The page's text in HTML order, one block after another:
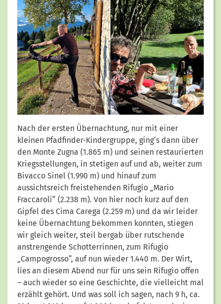
Nach der ersten Übernachtung, nur mit einer
kleinen Pfadfinder-Kindergruppe, ging‘s dann über
den Monte Zugna (1.865 m) und seinen restaurierten
Kriegsstellungen, in stetigen auf und ab, weiter zum
Bivacco Sinel (1.990 m) und hinauf zum
aussichtsreich freistehenden Rifugio „Mario
Fraccaroli“ (2.238 m). Von hier noch kurz auf den
Gipfel des Cima Carega (2.259 m) und da wir leider
keine Übernachtung bekommen konnten, stiegen
wir gleich weiter, steil bergab über rutschende
anstrengende Schotterrinnen, zum Rifugio
„Campogrosso“, auf nun wieder 1.440 m. Der Wirt,
lies an diesem Abend nur für uns sein Rifugio offen
– auch wieder so eine Geschichte, die vielleicht mal
erzählt gehört. Und was soll ich sagen, nach 9 h, ca.